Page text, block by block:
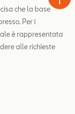
che la base
Per i
è rappresentata
alle richieste